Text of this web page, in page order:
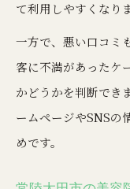
て利用しやすくなりま
一方で、悪い口コミ
客に不満があったケ
かどうかを判断でき
ームページやSNSの
めです。